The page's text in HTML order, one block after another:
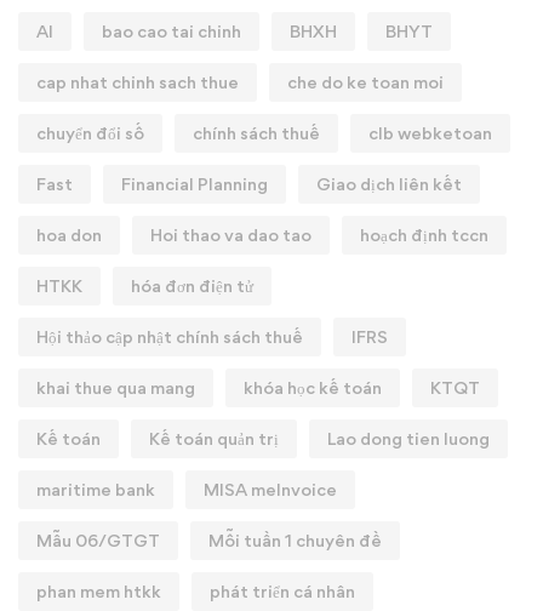
AI bao cao tai chinh BHXH BHYT
cap nhat chinh sach thue che do ke toan moi
chuyển đổi số chính sách thuế clb webketoan
Fast Financial Planning Giao dịch liên kết
hoa don Hoi thao va dao tao hoạch định tccn
HTKK hóa đơn điện tử
Hội thảo cập nhật chính sách thuế IFRS
khai thue qua mang khóa học kế toán KTQT
Kế toán Kế toán quản trị Lao dong tien luong
maritime bank MISA meInvoice
Mẫu 06/GTGT Mỗi tuần 1 chuyên đề
phan mem htkk phát triển cá nhân